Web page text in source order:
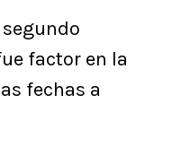
factor en la
fechas a